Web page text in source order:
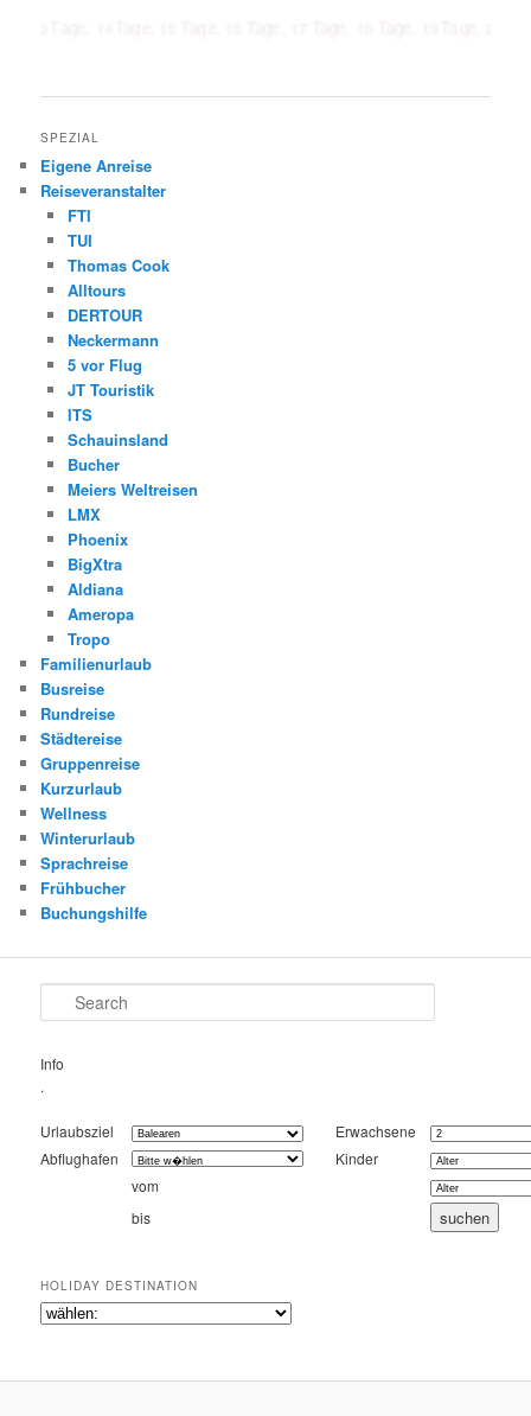
SPEZIAL
Eigene Anreise
Reiseveranstalter
FTI
TUI
Thomas Cook
Alltours
DERTOUR
Neckermann
5 vor Flug
JT Touristik
ITS
Schauinsland
Bucher
Meiers Weltreisen
LMX
Phoenix
BigXtra
Aldiana
Ameropa
Tropo
Familienurlaub
Busreise
Rundreise
Städtereise
Gruppenreise
Kurzurlaub
Wellness
Winterurlaub
Sprachreise
Frühbucher
Buchungshilfe
Search
Info
.
Urlaubsziel
Erwachsene
Abflughafen
Kinder
vom
bis
HOLIDAY DESTINATION